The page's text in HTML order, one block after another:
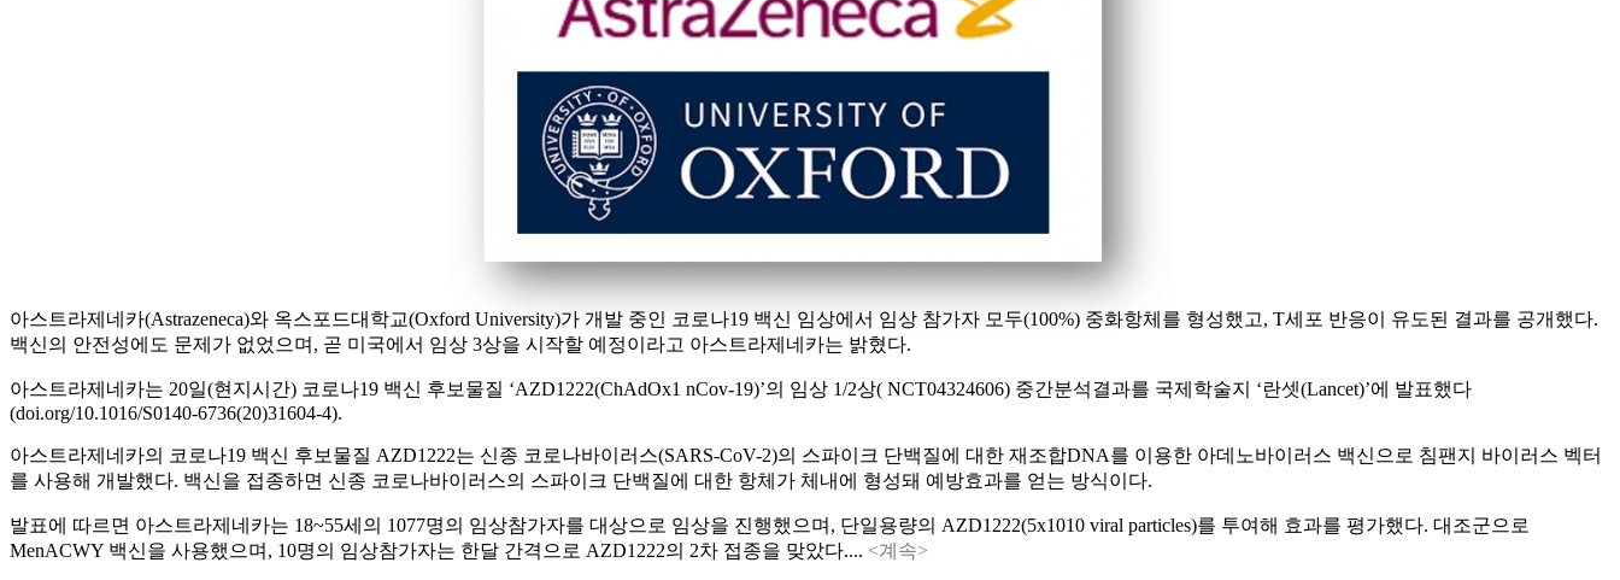
아스트라제네카(Astrazeneca)와 옥스포드대학교(Oxford University)가 개발 중인 코로나19 백신 임상에서 임상 참가자 모두(100%) 중화항체를 형성했고, T세포 반응이 유도된 결과를 공개했다.
백신의 안전성에도 문제가 없었으며, 곧 미국에서 임상 3상을 시작할 예정이라고 아스트라제네카는 밝혔다.
아스트라제네카는 20일(현지시간) 코로나19 백신 후보물질 ‘AZD1222(ChAdOx1 nCov-19)’의 임상 1/2상( NCT04324606) 중간분석결과를 국제학술지 ‘란셋(Lancet)’에 발표했다
(doi.org/10.1016/S0140-6736(20)31604-4).
아스트라제네카의 코로나19 백신 후보물질 AZD1222는 신종 코로나바이러스(SARS-CoV-2)의 스파이크 단백질에 대한 재조합DNA를 이용한 아데노바이러스 백신으로 침팬지 바이러스 벡터
를 사용해 개발했다. 백신을 접종하면 신종 코로나바이러스의 스파이크 단백질에 대한 항체가 체내에 형성돼 예방효과를 얻는 방식이다.
발표에 따르면 아스트라제네카는 18~55세의 1077명의 임상참가자를 대상으로 임상을 진행했으며, 단일용량의 AZD1222(5x1010 viral particles)를 투여해 효과를 평가했다. 대조군으로
MenACWY 백신을 사용했으며, 10명의 임상참가자는 한달 간격으로 AZD1222의 2차 접종을 맞았다.... <계속>